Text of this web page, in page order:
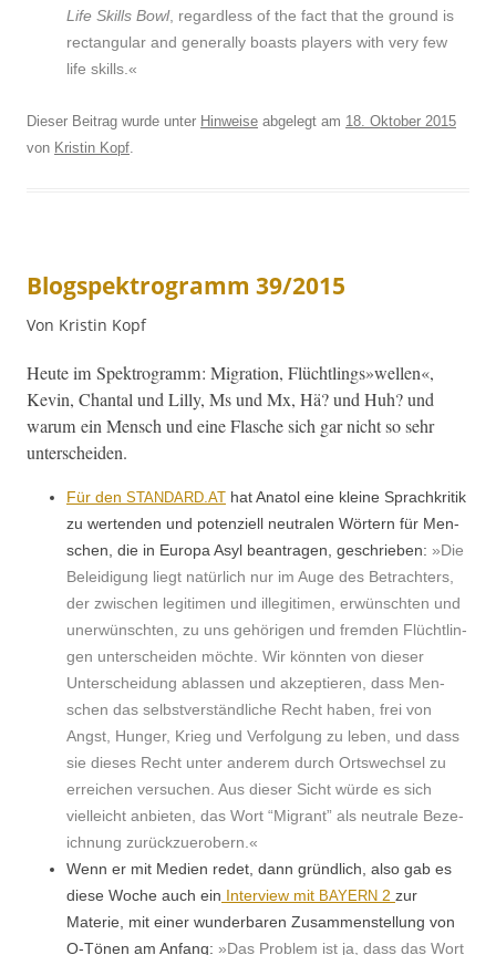
Life Skills Bowl, regard­less of the fact that the ground is
rec­tan­gu­lar and gen­er­al­ly boasts play­ers with very few
life skills.«
Dieser Beitrag wurde unter Hinweise abgelegt am 18. Oktober 2015
von Kristin Kopf.
Blogspektrogramm 39/2015
Von Kristin Kopf
Heute im Spek­tro­gramm: Migra­tion, Flüchtlings»wellen«,
Kevin, Chan­tal und Lil­ly, Ms und Mx, Hä? und Huh? und
warum ein Men­sch und eine Flasche sich gar nicht so sehr
unterscheiden.
Für den STANDARD AT
hat Ana­tol eine kleine Sprachkri­tik
zu wer­tenden und poten­ziell neu­tralen Wörtern für Men­
schen, die in Europa Asyl beantra­gen, geschrieben: »Die
Belei­di­gung liegt natür­lich nur im Auge des Betra­chters,
der zwis­chen legit­i­men und ille­git­i­men, erwün­scht­en und
uner­wün­scht­en, zu uns gehöri­gen und frem­den Flüchtlin­
gen unter­schei­den möchte. Wir kön­nten von dieser
Unter­schei­dung ablassen und akzep­tieren, dass Men­
schen das selb­stver­ständliche Recht haben, frei von
Angst, Hunger, Krieg und Ver­fol­gung zu leben, und dass
sie dieses Recht unter anderem durch Ortswech­sel zu
erre­ichen ver­suchen. Aus dieser Sicht würde es sich
vielle­icht anbi­eten, das Wort “Migrant” als neu­trale Beze­
ich­nung zurückzuerobern.«
Wenn er mit Medi­en redet, dann gründlich, also gab es
diese Woche auch ein Inter­view mit BAYERN 2 zur
Materie, mit ein­er wun­der­baren Zusam­men­stel­lung von
O‑Tönen am Anfang: »Das Prob­lem ist ja, dass das Wort